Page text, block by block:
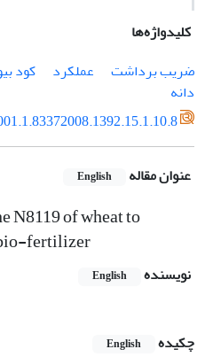
کلیدواژه‌ها
ضریب برداشت
عملکرد کود
دانه
عنوان مقاله English
N8119 of wheat to
fertilizer
نویسنده English
چکیده
English